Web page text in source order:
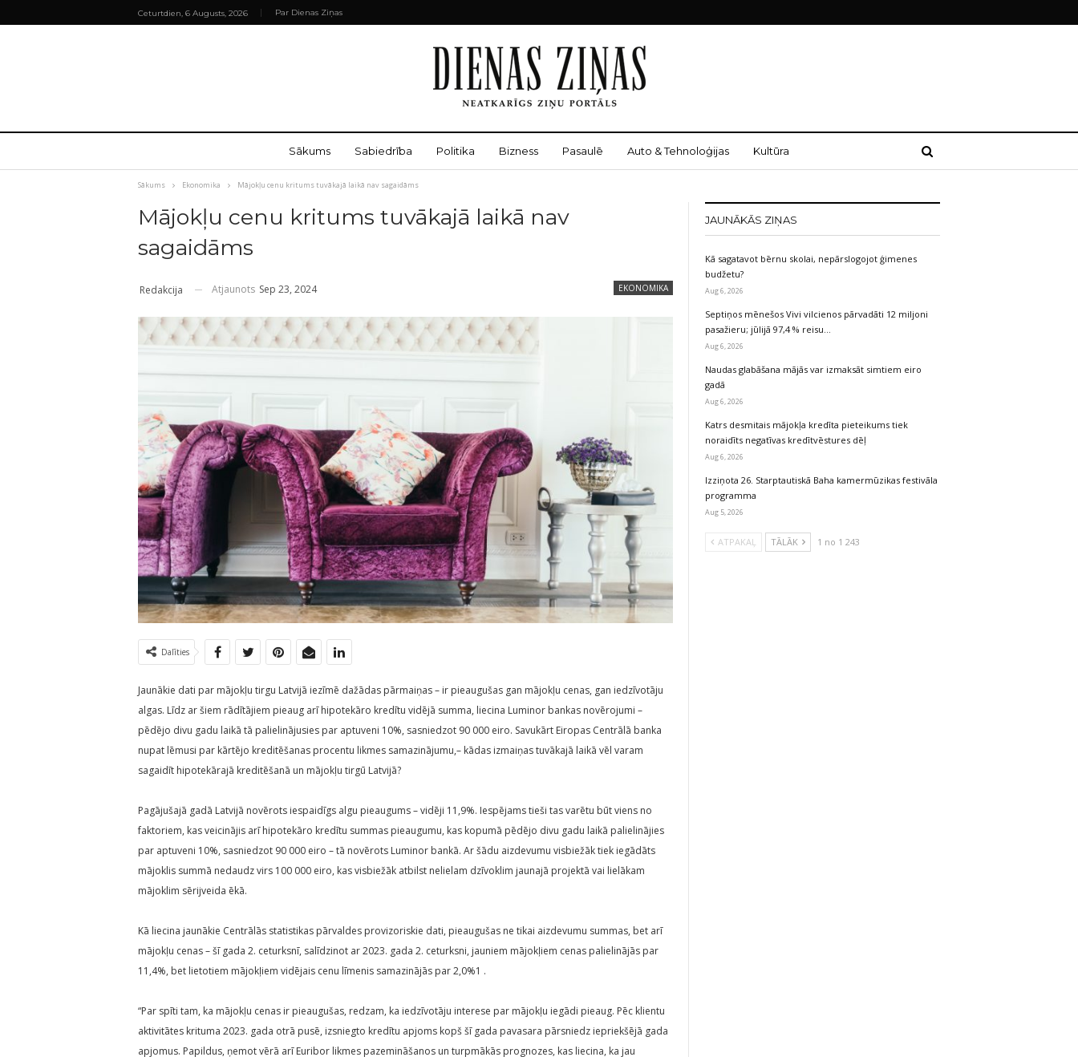
Ceturtdien, 6 Augusts, 2026 Par Dienas Ziņas
Sākums Sabiedrība Politika Bizness Pasaulē Auto & Tehnoloģijas Kultūra
Sākums Ekonomika Mājokļu cenu kritums tuvākajā laikā nav sagaidāms
Mājokļu cenu kritums tuvākajā laikā nav
sagaidāms
EKONOMIKA
Redakcija Atjaunots Sep 23, 2024
Dalīties
Jaunākie dati par mājokļu tirgu Latvijā iezīmē dažādas pārmaiņas – ir pieaugušas gan mājokļu cenas, gan iedzīvotāju
algas. Līdz ar šiem rādītājiem pieaug arī hipotekāro kredītu vidējā summa, liecina Luminor bankas novērojumi –
pēdējo divu gadu laikā tā palielinājusies par aptuveni 10%, sasniedzot 90 000 eiro. Savukārt Eiropas Centrālā banka
nupat lēmusi par kārtējo kreditēšanas procentu likmes samazinājumu,– kādas izmaiņas tuvākajā laikā vēl varam
sagaidīt hipotekārajā kreditēšanā un mājokļu tirgū Latvijā?
Pagājušajā gadā Latvijā novērots iespaidīgs algu pieaugums – vidēji 11,9%. Iespējams tieši tas varētu būt viens no
faktoriem, kas veicinājis arī hipotekāro kredītu summas pieaugumu, kas kopumā pēdējo divu gadu laikā palielinājies
par aptuveni 10%, sasniedzot 90 000 eiro – tā novērots Luminor bankā. Ar šādu aizdevumu visbiežāk tiek iegādāts
mājoklis summā nedaudz virs 100 000 eiro, kas visbiežāk atbilst nelielam dzīvoklim jaunajā projektā vai lielākam
mājoklim sērijveida ēkā.
Kā liecina jaunākie Centrālās statistikas pārvaldes provizoriskie dati, pieaugušas ne tikai aizdevumu summas, bet arī
mājokļu cenas – šī gada 2. ceturksnī, salīdzinot ar 2023. gada 2. ceturksni, jauniem mājokļiem cenas palielinājās par
11,4%, bet lietotiem mājokļiem vidējais cenu līmenis samazinājās par 2,0%1 .
“Par spīti tam, ka mājokļu cenas ir pieaugušas, redzam, ka iedzīvotāju interese par mājokļu iegādi pieaug. Pēc klientu
aktivitātes krituma 2023. gada otrā pusē, izsniegto kredītu apjoms kopš šī gada pavasara pārsniedz iepriekšējā gada
apjomus. Papildus, ņemot vērā arī Euribor likmes pazemināšanos un turpmākās prognozes, kas liecina, ka jau
JAUNĀKĀS ZIŅAS
Kā sagatavot bērnu skolai, nepārslogojot ģimenes
budžetu?
Aug 6, 2026
Septiņos mēnešos Vivi vilcienos pārvadāti 12 miljoni
pasažieru; jūlijā 97,4 % reisu…
Aug 6, 2026
Naudas glabāšana mājās var izmaksāt simtiem eiro
gadā
Aug 6, 2026
Katrs desmitais mājokļa kredīta pieteikums tiek
noraidīts negatīvas kredītvēstures dēļ
Aug 6, 2026
Izziņota 26. Starptautiskā Baha kamermūzikas festivāla
programma
Aug 5, 2026
ATPAKAĻ TĀLĀK 1 no 1 243